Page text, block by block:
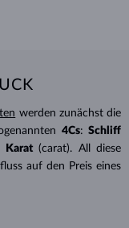
werden zunächst die
4Cs: Schliff
Karat (carat). All diese
auf den Preis eines